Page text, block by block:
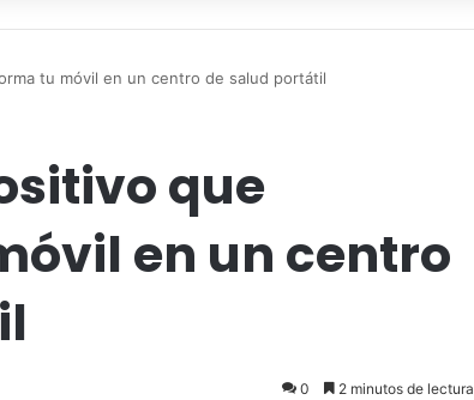
tu móvil en un centro de salud portátil
que
en un centro
0 2 minutos de lectura